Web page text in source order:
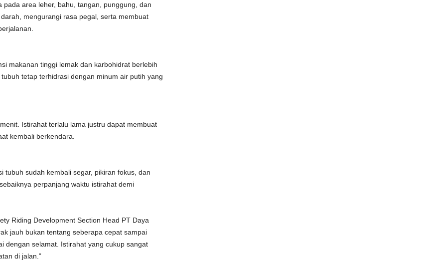
area leher, bahu, tangan, punggung, dan
mengurangi rasa pegal, serta membuat
makanan tinggi lemak dan karbohidrat berlebih
tetap terhidrasi dengan minum air putih yang
Istirahat terlalu lama justru dapat membuat
kembali berkendara.
tubuh sudah kembali segar, pikiran fokus, dan
perpanjang waktu istirahat demi
Riding Development Section Head PT Daya
jauh bukan tentang seberapa cepat sampai
dengan selamat. Istirahat yang cukup sangat
di jalan.”